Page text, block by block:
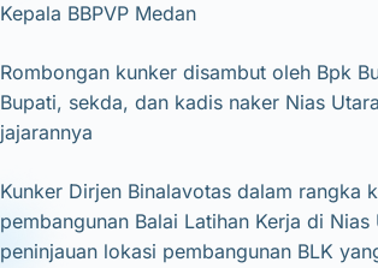
Kepala BBPVP Medan
Rombongan kunker disambut oleh Bpk
Bupati, sekda, dan kadis naker Nias
jajarannya
Kunker Dirjen Binalavotas dalam rangka
pembangunan Balai Latihan Kerja di
peninjauan lokasi pembangunan BLK